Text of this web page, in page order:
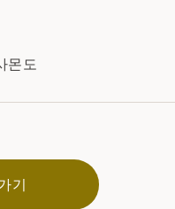
몬도
기